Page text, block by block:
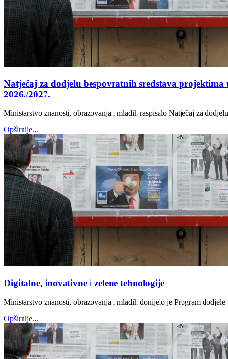
Natječaj za dodjelu bespovratnih sredstava
2026./2027.
Ministarstvo znanosti, obrazovanja i mladih raspisalo Natječaj za
Opširnije...
Digitalne, inovativne i zelene tehnologije
Ministarstvo znanosti, obrazovanja i mladih donijelo je Program
Opširnije...